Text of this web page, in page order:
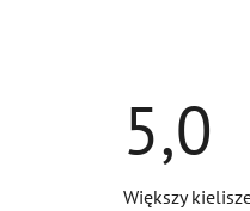
5,0
Średnia
ocena
Większy